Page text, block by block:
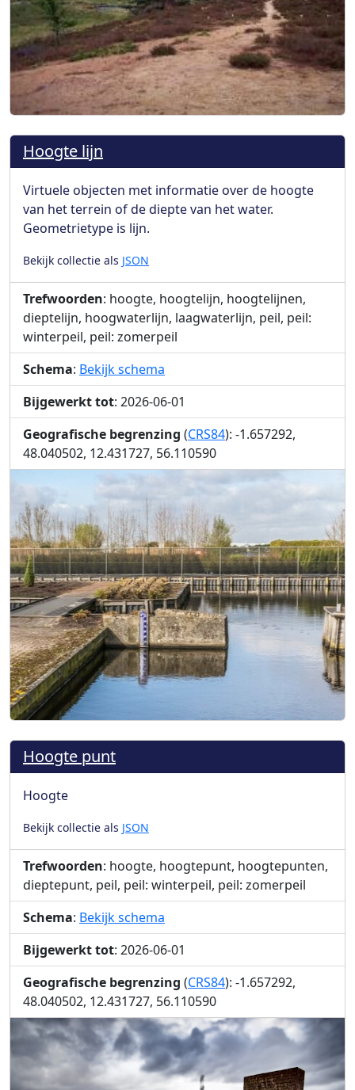
Hoogte lijn
Virtuele objecten met informatie over de hoogte
van het terrein of de diepte van het water.
Geometrietype is lijn.
Bekijk collectie als JSON
Trefwoorden: hoogte, hoogtelijn, hoogtelijnen,
dieptelijn, hoogwaterlijn, laagwaterlijn, peil, peil:
winterpeil, peil: zomerpeil
Schema: Bekijk schema
Bijgewerkt tot: 2026-06-01
Geografische begrenzing (CRS84): -1.657292,
48.040502, 12.431727, 56.110590
Hoogte punt
Hoogte
Bekijk collectie als JSON
Trefwoorden: hoogte, hoogtepunt, hoogtepunten,
dieptepunt, peil, peil: winterpeil, peil: zomerpeil
Schema: Bekijk schema
Bijgewerkt tot: 2026-06-01
Geografische begrenzing (CRS84): -1.657292,
48.040502, 12.431727, 56.110590